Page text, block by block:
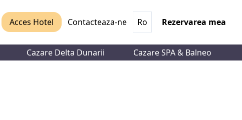
Acces Hotel Contacteaza-ne Ro Rezervarea mea
Cazare Delta Dunarii Cazare SPA & Balneo